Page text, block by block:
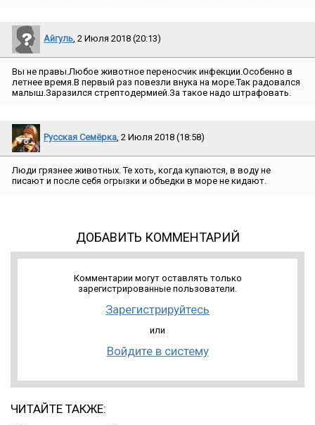
Айгуль, 2 Июля 2018 (20:13)
Вы не правы.Любое животное переносчик инфекции.Особенно в
летнее время.В первый раз повезли внука на море.Так радовался
малыш.Заразился стрептодермией.За такое надо штрафовать.
Русская Семёрка, 2 Июля 2018 (18:58)
Люди грязнее животных. Те хоть, когда купаются, в воду не
писают и после себя огрызки и объедки в море не кидают.
ДОБАВИТЬ КОММЕНТАРИЙ
Комментарии могут оставлять только
зарегистрированные пользователи.
Зарегистрируйтесь
или
Войдите в систему
ЧИТАЙТЕ ТАКЖЕ: